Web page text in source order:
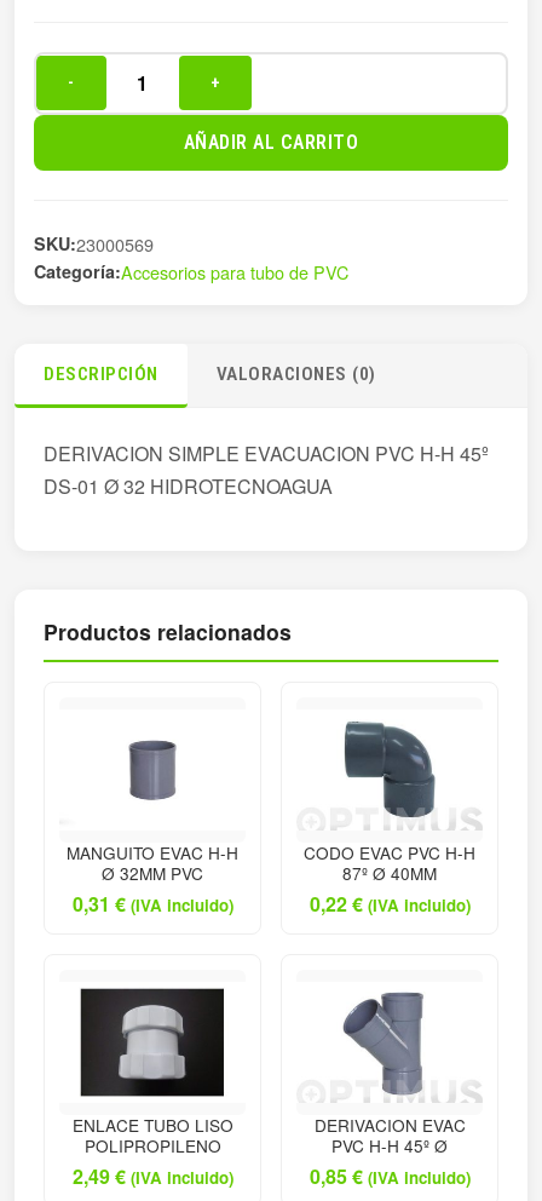
DERIV.SIMPLE
EVAC.PVC
cantidad
- +
AÑADIR AL CARRITO
SKU:23000569
Categoría:Accesorios para tubo de PVC
DESCRIPCIÓN VALORACIONES (0)
DERIVACION SIMPLE EVACUACION PVC H-H 45º
DS-01 Ø 32 HIDROTECNOAGUA
Productos relacionados
MANGUITO EVAC H-H
Ø 32MM PVC
0,31 € (IVA incluido)
CODO EVAC PVC H-H
87º Ø 40MM
0,22€ (IVA incluido)
ENLACE TUBO LISO
POLIPROPILENO
2,49€ (IVA incluido)
DERIVACION EVAC
PVC H-H 45º Ø
0,85€ (IVA incluido)